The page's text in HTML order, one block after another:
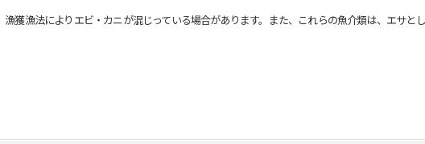
漁法によりエビ・カニが混じっている場合があります。また、これらの魚介類は、エサと